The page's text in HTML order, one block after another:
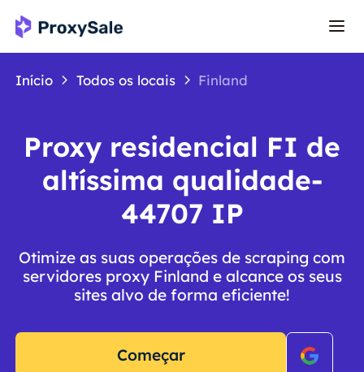
Início Todos os locais Finland
Proxy residencial FI de
altíssima qualidade-
44707 IP
Otimize as suas operações de scraping com
servidores proxy Finland e alcance os seus
sites alvo de forma eficiente!
Começar